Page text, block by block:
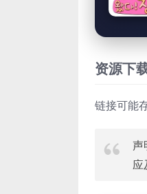
资源下
链接可能
声
应